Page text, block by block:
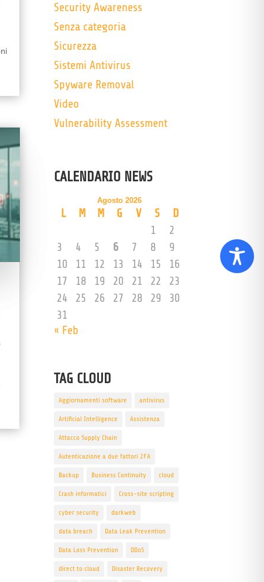
Security Awareness
Senza categoria
Sicurezza
Sistemi Antivirus
Spyware Removal
Video
Vulnerability Assessment
CALENDARIO NEWS
Agosto 2026
L M M G V S
D
1
2
3
4 5 6 7 8
9
10
11 12 13 14 15
16
17
18 19 20 21 22
23
24
25 26 27 28 29
30
31
« Feb
TAG CLOUD
Aggiornamenti software antivirus
Artificial Intelligence Assistenza
Attacco Supply Chain
Autenticazione a due fattori 2FA
Backup Business Continuity cloud
Crash informatici Cross-site scripting
cyber security darkweb
data breach Data Leak Prevention
Data Loss Prevention DDoS
direct to cloud Disaster Recovery